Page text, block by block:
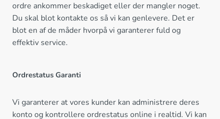
ordre ankommer beskadiget eller der mangler noget.
Du skal blot kontakte os så vi kan genlevere. Det er
blot en af de måder hvorpå vi garanterer fuld og
effektiv service.
Ordrestatus Garanti
Vi garanterer at vores kunder kan administrere deres
konto og kontrollere ordrestatus online i realtid. Vi kan